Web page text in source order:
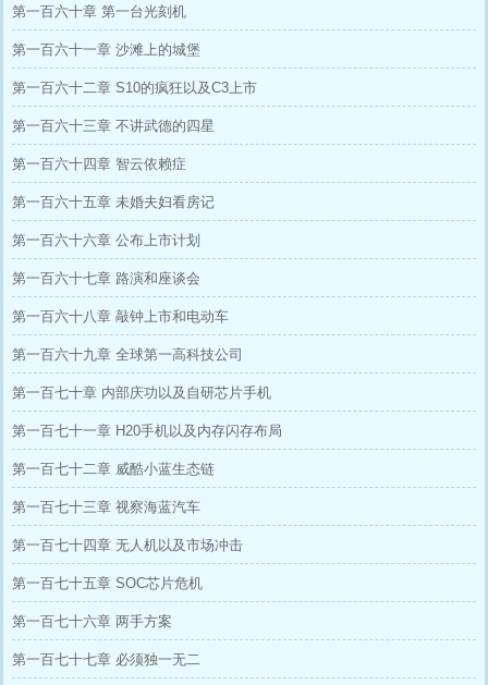
第一百六十章 第一台光刻机
第一百六十一章 沙滩上的城堡
第一百六十二章 S10的疯狂以及C3上市
第一百六十三章 不讲武德的四星
第一百六十四章 智云依赖症
第一百六十五章 未婚夫妇看房记
第一百六十六章 公布上市计划
第一百六十七章 路演和座谈会
第一百六十八章 敲钟上市和电动车
第一百六十九章 全球第一高科技公司
第一百七十章 内部庆功以及自研芯片手机
第一百七十一章 H20手机以及内存闪存布局
第一百七十二章 威酷小蓝生态链
第一百七十三章 视察海蓝汽车
第一百七十四章 无人机以及市场冲击
第一百七十五章 SOC芯片危机
第一百七十六章 两手方案
第一百七十七章 必须独一无二